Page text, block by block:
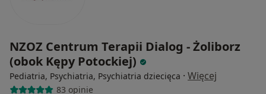
NZOZ Centrum Terapii Dialog - Żoliborz
(obok Kępy Potockiej)
Pediatria, Psychiatria, Psychiatria dziecięca · Więcej
83 opinie